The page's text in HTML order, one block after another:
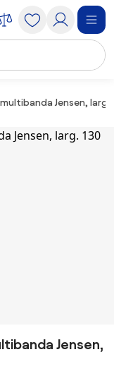
Jensen, larg.
Jensen,